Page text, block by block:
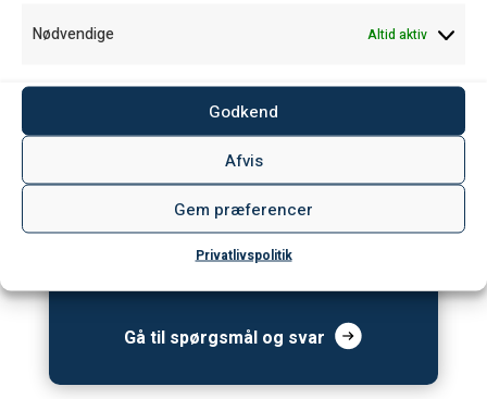
Nødvendige Altid aktiv
Godkend
Afvis
Gem præferencer
Privatlivspolitik
efter?
Under spørgsmål og svar, finder du de mest
almindelige informationer. Her kan du også
sende os dine spørgsmål, så svarer vi
Gå til spørgsmål og svar